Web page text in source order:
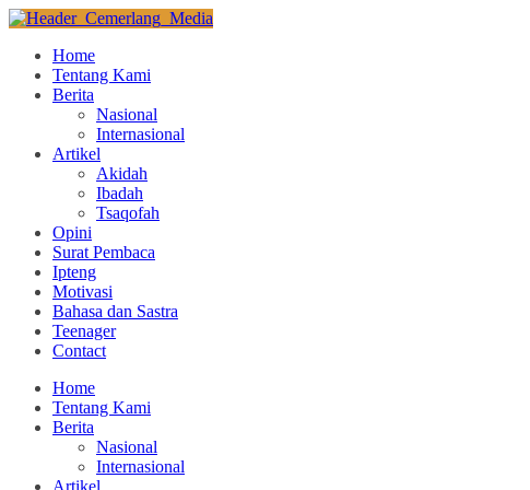
Home
Tentang Kami
Berita
Nasional
Internasional
Artikel
Akidah
Ibadah
Tsaqofah
Opini
Surat Pembaca
Ipteng
Motivasi
Bahasa dan Sastra
Teenager
Contact
Home
Tentang Kami
Berita
Nasional
Internasional
Artikel